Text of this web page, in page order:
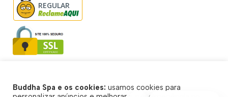
REGULAR
© Buddha Spa 2026 - Todos direitos reservados
Buddha Spa e os cookies: usamos cookies para